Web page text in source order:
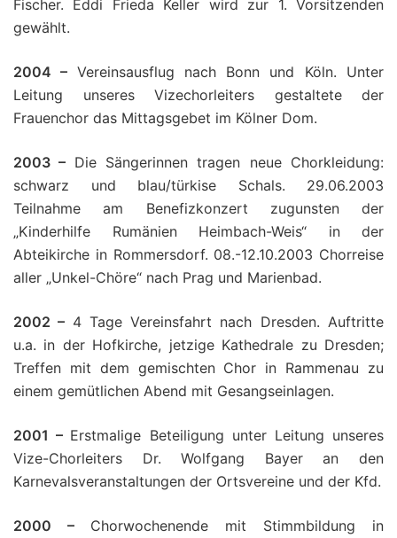
Fischer. Eddi Frieda Keller wird zur 1. Vorsitzenden
gewählt.
2004 – Vereinsausflug nach Bonn und Köln. Unter
Leitung unseres Vizechorleiters gestaltete der
Frauenchor das Mittagsgebet im Kölner Dom.
2003 – Die Sängerinnen tragen neue Chorkleidung:
schwarz und blau/türkise Schals. 29.06.2003
Teilnahme am Benefizkonzert zugunsten der
„Kinderhilfe Rumänien Heimbach-Weis“ in der
Abteikirche in Rommersdorf. 08.-12.10.2003 Chorreise
aller „Unkel-Chöre“ nach Prag und Marienbad.
2002 – 4 Tage Vereinsfahrt nach Dresden. Auftritte
u.a. in der Hofkirche, jetzige Kathedrale zu Dresden;
Treffen mit dem gemischten Chor in Rammenau zu
einem gemütlichen Abend mit Gesangseinlagen.
2001 – Erstmalige Beteiligung unter Leitung unseres
Vize-Chorleiters Dr. Wolfgang Bayer an den
Karnevalsveranstaltungen der Ortsvereine und der Kfd.
2000 – Chorwochenende mit Stimmbildung in